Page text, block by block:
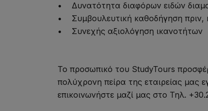
• Δυνατότητα διαφόρων ειδών
• Συμβουλευτική καθοδήγηση πριν,
• Συνεχής αξιολόγηση ικανοτήτων
Το προσωπικό του StudyTours
πολύχρονη πείρα της εταιρείας μας
επικοινωνήστε μαζί μας στο Τηλ.